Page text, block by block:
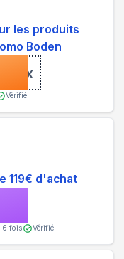
les produits
Boden
***X
Vérifié
119€ d'achat
6 fois Vérifié